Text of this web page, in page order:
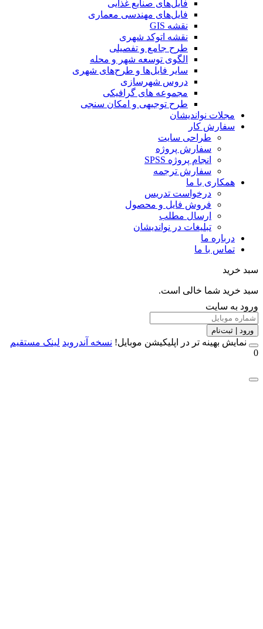
فایل‌های صنایع غذایی
فایل‌های مهندسی معماری
نقشه GIS
نقشه اتوکد شهری
طرح جامع و تفصیلی
الگوی توسعه شهر و محله
سایر فایل‌ها و طرح‌های شهری
دروس شهرسازی
مجموعه های گرافیکی
طرح توجیهی و امکان سنجی
مجلات نواندیشان
سفارش کار
طراحی سایت
سفارش پروژه
انجام پروژه SPSS
سفارش ترجمه
همکاری با ما
درخواست تدریس
فروش فایل و محصول
ارسال مطلب
تبلیغات در نواندیشان
درباره ما
تماس با ما
خرید شما خالی است.
به سایت
| ثبت‌نام
بهینه تر در اپلیکیشن موبایل!نسخه آندروید لینک مستقیم